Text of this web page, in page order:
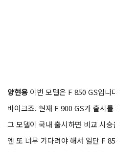
양현용 이번 모델은 F 850 GS입니
바이크죠. 현재 F 900 GS가 출시
그 모델이 국내 출시하면 비교 시
엔 또 너무 기다려야 해서 일단 F